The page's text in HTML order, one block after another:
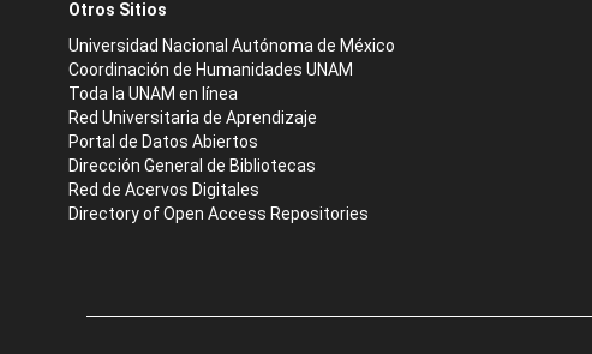
Otros Sitios
Universidad Nacional Autónoma de México
Coordinación de Humanidades UNAM
Toda la UNAM en línea
Red Universitaria de Aprendizaje
Portal de Datos Abiertos
Dirección General de Bibliotecas
Red de Acervos Digitales
Directory of Open Access Repositories